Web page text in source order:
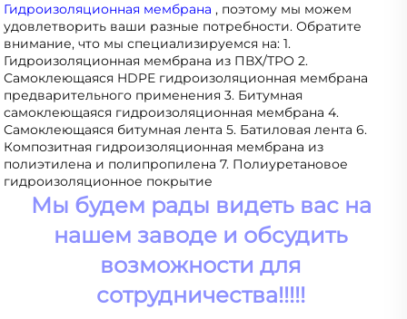
Гидроизоляционная мембрана , поэтому мы можем
удовлетворить ваши разные потребности. Обратите
внимание, что мы специализируемся на: 1.
Гидроизоляционная мембрана из ПВХ/ТРО 2.
Самоклеющаяся HDPE гидроизоляционная мембрана
предварительного применения 3. Битумная
самоклеющаяся гидроизоляционная мембрана 4.
Самоклеющаяся битумная лента 5. Батиловая лента 6.
Композитная гидроизоляционная мембрана из
полиэтилена и полипропилена 7. Полиуретановое
гидроизоляционное покрытие
Мы будем рады видеть вас на
нашем заводе и обсудить
возможности для
сотрудничества!!!!!